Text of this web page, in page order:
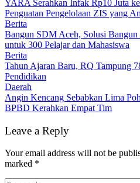
YARA Serahkan Infak Rp10 Juta
Penguatan Pengelolaan ZIS yang
Berita
Bangun SDM Aceh, Solusi Bangun
untuk 300 Pelajar dan Mahasiswa
Berita
Tahun Ajaran Baru, RQ Tampung
Pendidikan
Daerah
Angin Kencang Sebabkan Lima
BPBD Kerahkan Empat Tim
Leave a Reply
Your email address will not be
marked *